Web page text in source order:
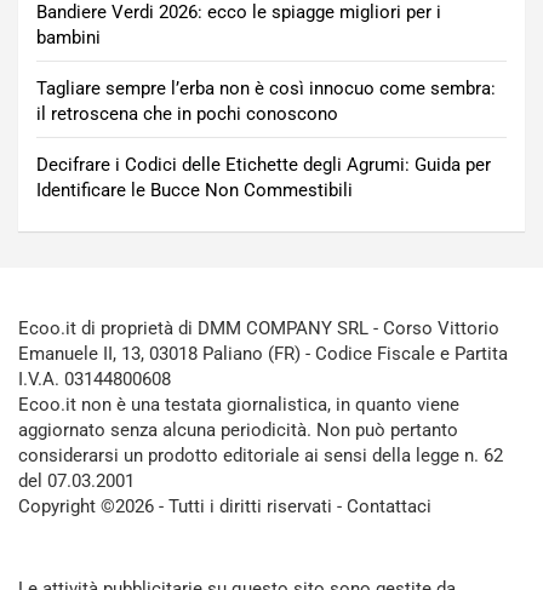
Bandiere Verdi 2026: ecco le spiagge migliori per i
bambini
Tagliare sempre l’erba non è così innocuo come sembra:
il retroscena che in pochi conoscono
Decifrare i Codici delle Etichette degli Agrumi: Guida per
Identificare le Bucce Non Commestibili
Ecoo.it di proprietà di DMM COMPANY SRL - Corso Vittorio
Emanuele II, 13, 03018 Paliano (FR) - Codice Fiscale e Partita
I.V.A. 03144800608
Ecoo.it non è una testata giornalistica, in quanto viene
aggiornato senza alcuna periodicità. Non può pertanto
considerarsi un prodotto editoriale ai sensi della legge n. 62
del 07.03.2001
Copyright ©2026 - Tutti i diritti riservati - Contattaci